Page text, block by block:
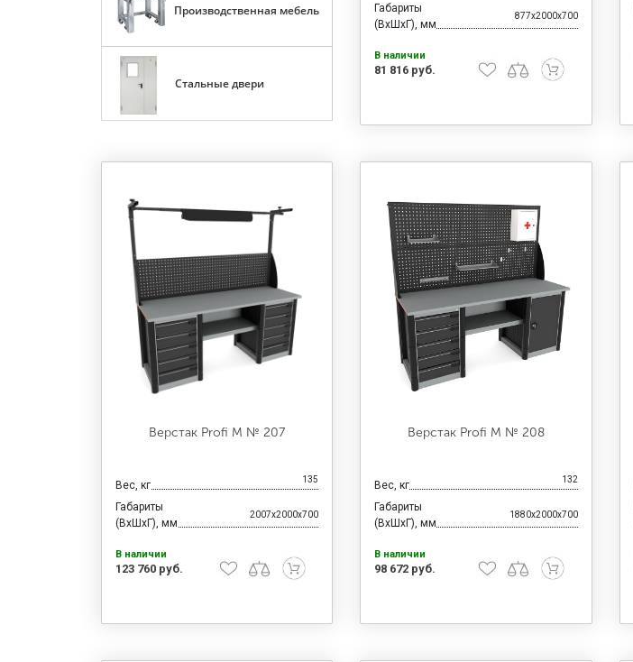
Производственная мебель
Стальные двери
Габариты
(ВхШхГ), мм
877x2000x700
В наличии
81 816 руб.
Верстак Profi M № 207
Вес, кг 135
Габариты
(ВхШхГ), мм
2007x2000x700
В наличии
123 760 руб.
Верстак Profi M № 208
Вес, кг 132
Габариты
(ВхШхГ), мм
1880x2000x700
В наличии
98 672 руб.